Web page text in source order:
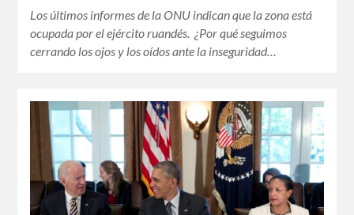
Los últimos informes de la ONU indican que la zona está
ocupada por el ejército ruandés. ¿Por qué seguimos
cerrando los ojos y los oídos ante la inseguridad…